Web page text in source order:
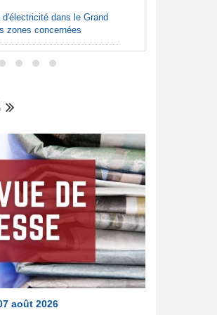
d'électricité dans le Grand
zones concernées
août 2026